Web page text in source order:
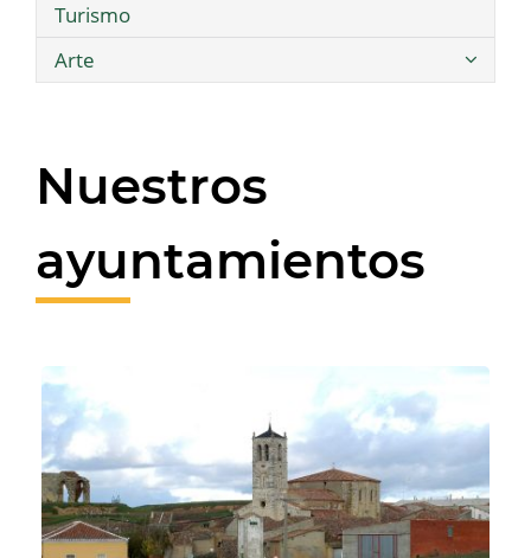
Turismo
Arte
Nuestros
ayuntamientos